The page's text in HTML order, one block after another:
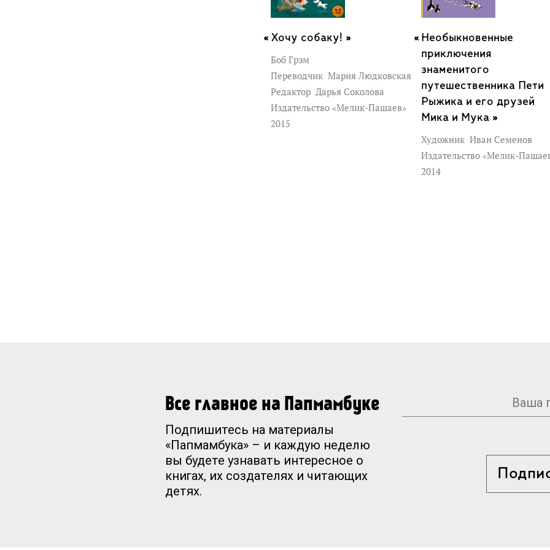
Хочу собаку! »
Боб Грэм
Переводчик Мария Людковская
Редактор Дарья Соколова
Издательство «Мелик-Пашаев»
2015
Необыкновенные
приключения
знаменитого
путешественника Пети
Рыжика и его друзей
Мика и Мука »
Художник Иван Семенов
Издательство «Мелик-
2014
Все главное на Папмамбуке
Подпишитесь на материалы
«Папмамбука» – и каждую неделю
вы будете узнавать интересное о
книгах, их создателях и читающих
детях.